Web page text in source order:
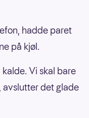
hadde paret
på kjøl.
Vi skal bare
avslutter det glade